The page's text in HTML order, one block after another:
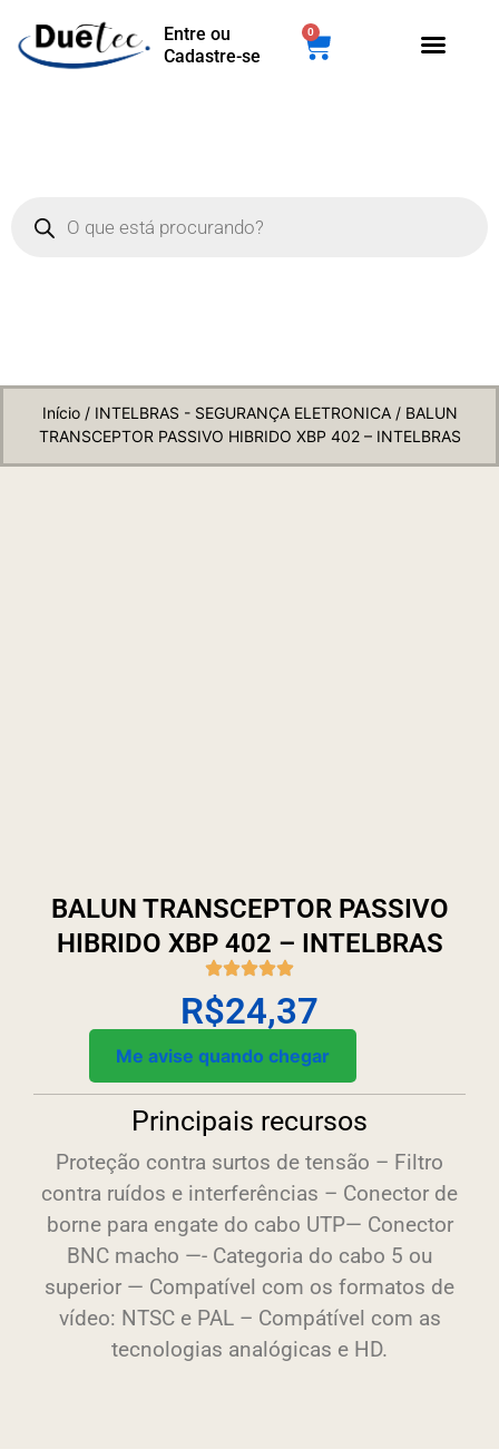
Entre ou
Cadastre-se
0
Início/ INTELBRAS - SEGURANÇA ELETRONICA/ BALUN
TRANSCEPTOR PASSIVO HIBRIDO XBP 402 – INTELBRAS
BALUN TRANSCEPTOR PASSIVO
HIBRIDO XBP 402 – INTELBRAS
R$24,37
Me avise quando chegar
Principais recursos
Proteção contra surtos de tensão – Filtro
contra ruídos e interferências – Conector de
borne para engate do cabo UTP— Conector
BNC macho —- Categoria do cabo 5 ou
superior — Compatível com os formatos de
vídeo: NTSC e PAL – Compátível com as
tecnologias analógicas e HD.